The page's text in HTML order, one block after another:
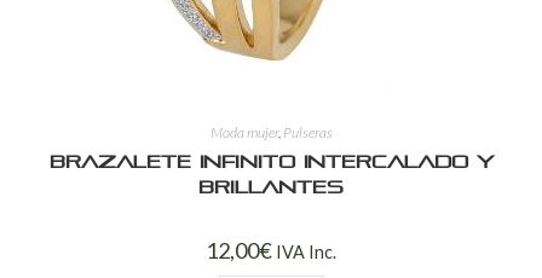
Moda mujer, Pulseras
Brazalete Infinito Intercalado y
Brillantes
12,00€ IVA Inc.